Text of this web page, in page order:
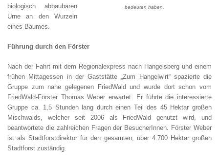
bedeuten haben.
biologisch abbaubaren
Urne an den Wurzeln
eines Baumes.
Führung durch den Förster
Nach der Fahrt mit dem Regionalexpress nach Hangelsberg und einem
frühen Mittagessen in der Gaststätte „Zum Hangelwirt“ spazierte die
Gruppe zum nahe gelegenen FriedWald und wurde dort schon vom
FriedWald-Förster Thomas Weber erwartet. Er führte die interessierte
Gruppe ca. 1,5 Stunden lang durch einen Teil des 45 Hektar großen
Mischwalds, welcher seit 2006 als FriedWald genutzt wird, und
beantwortete die zahlreichen Fragen der BesucherInnen. Förster Weber
ist als Stadtforstdirektor für den gesamten, über 4.700 Hektar großen
Stadtforst zuständig.